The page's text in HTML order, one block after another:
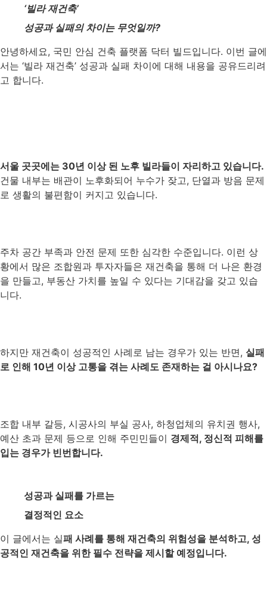
‘빌라 재건축’
성공과 실패의 차이는 무엇일까?
안녕하세요, 국민 안심 건축 플랫폼 닥터 빌드입니다. 이번 글에
서는 ‘빌라 재건축’ 성공과 실패 차이에 대해 내용을 공유드리려
고 합니다.
서울 곳곳에는 30년 이상 된 노후 빌라들이 자리하고 있습니다.
건물 내부는 배관이 노후화되어 누수가 잦고, 단열과 방음 문제
로 생활의 불편함이 커지고 있습니다.
주차 공간 부족과 안전 문제 또한 심각한 수준입니다. 이런 상
황에서 많은 조합원과 투자자들은 재건축을 통해 더 나은 환경
을 만들고, 부동산 가치를 높일 수 있다는 기대감을 갖고 있습
니다.
하지만 재건축이 성공적인 사례로 남는 경우가 있는 반면, 실패
로 인해 10년 이상 고통을 겪는 사례도 존재하는 걸 아시나요?
조합 내부 갈등, 시공사의 부실 공사, 하청업체의 유치권 행사,
예산 초과 문제 등으로 인해 주민민들이 경제적, 정신적 피해를
입는 경우가 빈번합니다.
성공과 실패를 가르는
결정적인 요소
이 글에서는 실패 사례를 통해 재건축의 위험성을 분석하고, 성
공적인 재건축을 위한 필수 전략을 제시할 예정입니다.